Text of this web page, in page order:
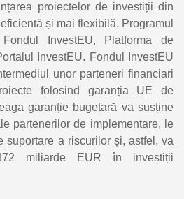
proiectelor de investiții din
și mai flexibilă. Programul
InvestEU, Platforma de
InvestEU. Fondul InvestEU
unor parteneri financiari
folosind garanția UE de
garanție bugetară va susține
partenerilor de implementare, le
suportare a riscurilor și, astfel, va
miliarde EUR în investiții